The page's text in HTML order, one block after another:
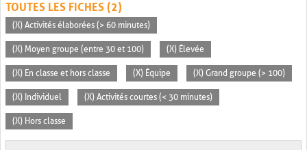
TOUTES LES FICHES (2)
(X) Activités élaborées (> 60 minutes)
(X) Moyen groupe (entre 30 et 100) (X) Élevée
(X) En classe et hors classe (X) Équipe (X) Grand groupe (> 100)
(X) Individuel (X) Activités courtes (< 30 minutes)
(X) Hors classe